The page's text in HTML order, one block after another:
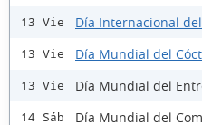
13 Vie Día Internacional
13 Vie Día Mundial del
13 Vie Día Mundial del
14 Sáb Día Mundial del